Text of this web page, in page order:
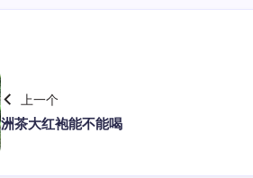
上一个
洲茶大红袍能不能喝